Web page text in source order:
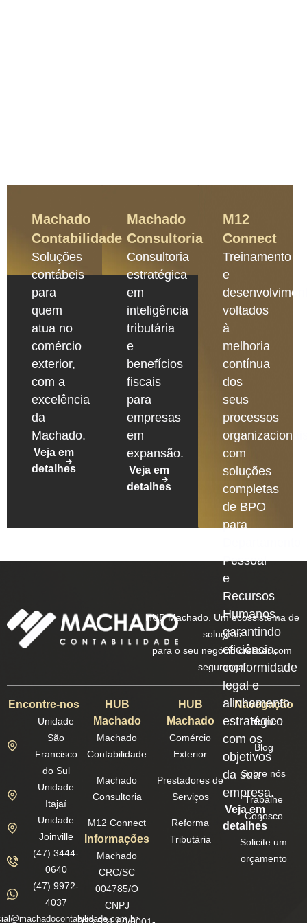
Machado
Contabilidade
Soluções
contábeis
para
quem
atua no
comércio
exterior,
com a
excelência
da
Machado.
Veja em
detalhes
Machado
Consultoria
Consultoria
estratégica
em
inteligência
tributária
e
benefícios
fiscais
para
empresas
em
expansão.
Veja em
detalhes
M12
Connect
Treinamento
e
voltados
à
melhoria
contínua
dos
seus
processos
com
soluções
completas
de BPO
para
Pessoal
e
Recursos
Humanos,
garantindo
eficiência,
conformidade
legal e
alinhamento
estratégico
com os
objetivos
da sua
empresa.
Veja em
detalhes
HUB Machado. Um ecossistema de
soluções
para o seu negócio crescer com
segurança.
Encontre-nos
Unidade
São
Francisco
do Sul
Unidade
Itajaí
Unidade
Joinville
(47) 3444-
0640
(47) 9972-
4037
HUB
Machado
Machado
Contabilidade
Machado
Consultoria
M12 Connect
Informações
Machado
CRC/SC
004785/O
CNPJ
HUB
Machado
Comércio
Exterior
Prestadores de
Serviços
Reforma
Tributária
Navegação
Home
Blog
Sobre nós
Trabalhe
Conosco
Solicite um
orçamento